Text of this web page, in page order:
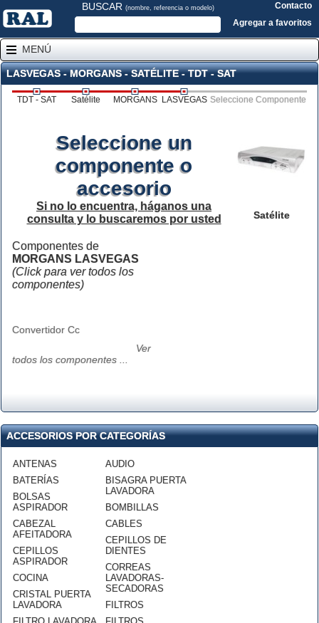
BUSCAR (nombre, referencia o modelo)
Contacto
Agregar a favoritos
MENÚ
LASVEGAS - MORGANS - SATÉLITE - TDT - SAT
TDT - SAT Satélite MORGANS LASVEGAS Seleccione Componente
Satélite
Seleccione un
componente o
accesorio
Si no lo encuentra, háganos una
consulta y lo buscaremos por usted
Componentes de
MORGANS LASVEGAS
(Click para ver todos los
componentes)
Convertidor Cc
Ver
todos los componentes ...
ACCESORIOS POR CATEGORÍAS
ANTENAS
BATERÍAS
BOLSAS
ASPIRADOR
CABEZAL
AFEITADORA
CEPILLOS
ASPIRADOR
COCINA
CRISTAL PUERTA
LAVADORA
AUDIO
BISAGRA PUERTA
LAVADORA
BOMBILLAS
CABLES
CEPILLOS DE
DIENTES
CORREAS
LAVADORAS-
SECADORAS
FILTROS